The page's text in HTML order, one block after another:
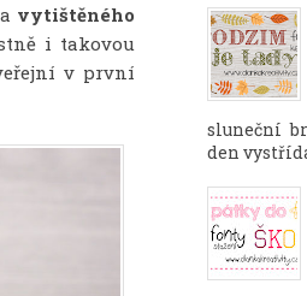
a vytištěného
i takovou
v první
sluneční
den